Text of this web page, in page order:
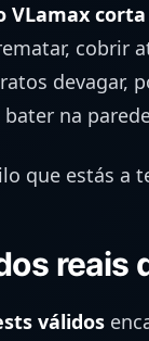
VLamax
cobrir
devagar,
na
que estás a
reais
válidos